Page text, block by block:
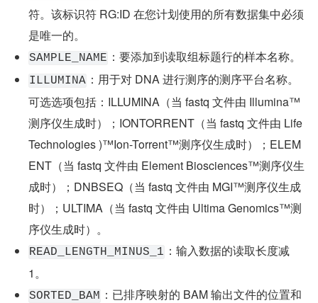
符。该标识符 RG:ID 在您计划使用的所有数据集中必须
是唯一的。
SAMPLE_NAME ：要添加到读取组标题行的样本名称。
ILLUMINA ：用于对 DNA 进行测序的测序平台名称。
可选选项包括：ILLUMINA（当 fastq 文件由 Illumina™
测序仪生成时）；IONTORRENT（当 fastq 文件由 Life
Technologies )™Ion-Torrent™测序仪生成时）；ELEM
ENT（当 fastq 文件由 Element Biosciences™测序仪生
成时）；DNBSEQ（当 fastq 文件由 MGI™测序仪生成
时）；ULTIMA（当 fastq 文件由 Ultima Genomics™测
序仪生成时）。
READ_LENGTH_MINUS_1 ：输入数据的读取长度减
1。
SORTED_BAM ：已排序映射的 BAM 输出文件的位置和